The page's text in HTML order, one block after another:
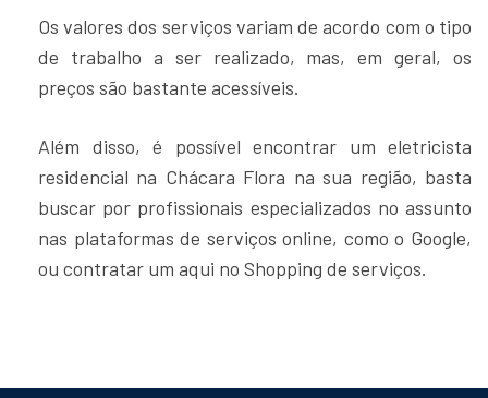
Os valores dos serviços variam de acordo com o tipo
de trabalho a ser realizado, mas, em geral, os
preços são bastante acessíveis.
Além disso, é possível encontrar um eletricista
residencial na Chácara Flora na sua região, basta
buscar por profissionais especializados no assunto
nas plataformas de serviços online, como o Google,
ou contratar um aqui no Shopping de serviços.